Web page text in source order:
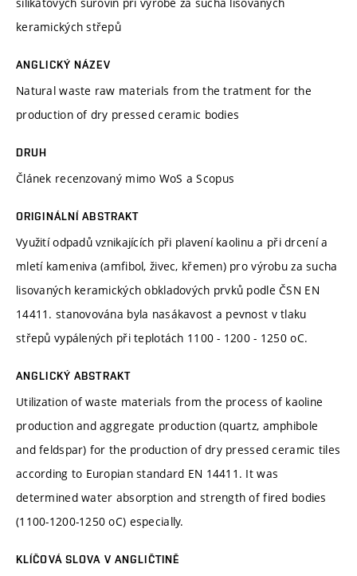
keramických střepů
ANGLICKÝ NÁZEV
Natural waste raw materials from the tratment for the
production of dry pressed ceramic bodies
DRUH
Článek recenzovaný mimo WoS a Scopus
ORIGINÁLNÍ ABSTRAKT
Využití odpadů vznikajících při plavení kaolinu a při drcení a
mletí kameniva (amfibol, živec, křemen) pro výrobu za sucha
lisovaných keramických obkladových prvků podle ČSN EN
14411. stanovována byla nasákavost a pevnost v tlaku
střepů vypálených při teplotách 1100 - 1200 - 1250 oC.
ANGLICKÝ ABSTRAKT
Utilization of waste materials from the process of kaoline
production and aggregate production (quartz, amphibole
and feldspar) for the production of dry pressed ceramic tiles
according to Europian standard EN 14411. It was
determined water absorption and strength of fired bodies
(1100-1200-1250 oC) especially.
KLÍČOVÁ SLOVA V ANGLIČTINĚ